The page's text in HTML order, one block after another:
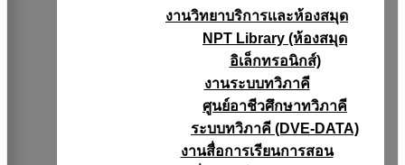
งานวิทยาบริการเเละห้องสมุด
NPT Library (ห้องสมุด
อิเล็กทรอนิกส์)
งานระบบทวิภาคี
ศูนย์อาชีวศึกษาทวิภาคี
ระบบทวิภาคี (DVE-DATA)
งานสื่อการเรียนการสอน